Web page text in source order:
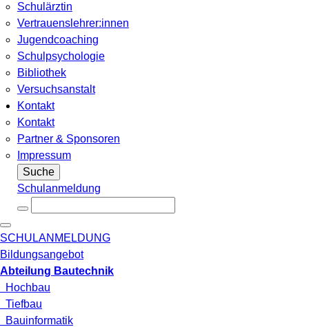
Schulärztin
Vertrauenslehrer:innen
Jugendcoaching
Schulpsychologie
Bibliothek
Versuchsanstalt
Kontakt
Kontakt
Partner & Sponsoren
Impressum
Suche
Schulanmeldung
SCHULANMELDUNG
Bildungsangebot
Abteilung Bautechnik
Hochbau
Tiefbau
Bauinformatik